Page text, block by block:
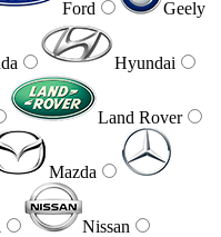
Ford Geely
Hyundai
Land Rover
Mazda
Nissan